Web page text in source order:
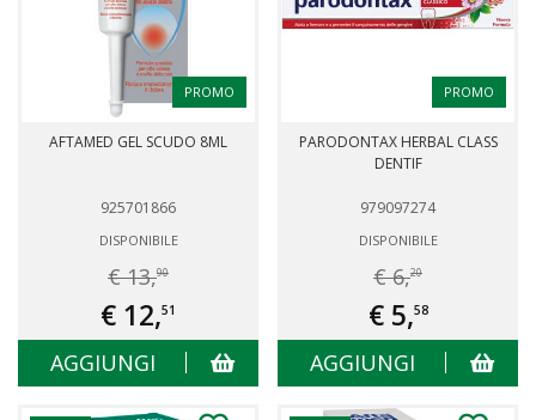
PROMO
AFTAMED GEL SCUDO 8ML
925701866
DISPONIBILE
€ 13,90
€ 12,51
AGGIUNGI
PROMO
PARODONTAX HERBAL CLASS
DENTIF
979097274
DISPONIBILE
€ 6,20
€ 5,58
AGGIUNGI